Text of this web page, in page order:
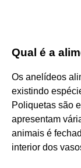
Qual é a
Os anelídeos
existindo
Poliquetas são
apresentam
animais é
interior dos